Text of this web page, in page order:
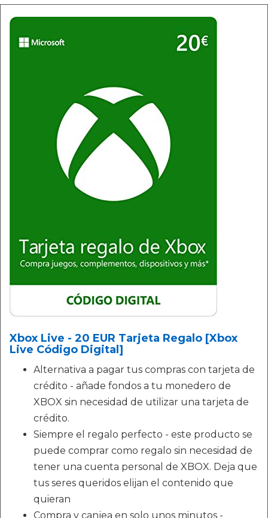
Xbox Live - 20 EUR Tarjeta Regalo [Xbox
Live Código Digital]
Alternativa a pagar tus compras con tarjeta de
crédito - añade fondos a tu monedero de
XBOX sin necesidad de utilizar una tarjeta de
crédito.
Siempre el regalo perfecto - este producto se
puede comprar como regalo sin necesidad de
tener una cuenta personal de XBOX. Deja que
tus seres queridos elijan el contenido que
quieran
Compra y canjea en solo unos minutos -